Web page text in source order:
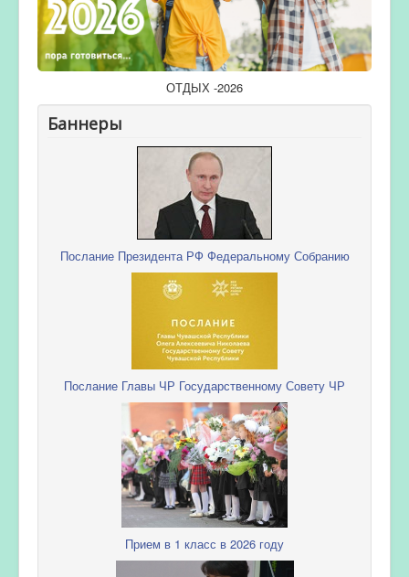
ОТДЫХ -2026
Баннеры
Послание Президента РФ Федеральному Собранию
Послание Главы ЧР Государственному Совету ЧР
Прием в 1 класс в 2026 году